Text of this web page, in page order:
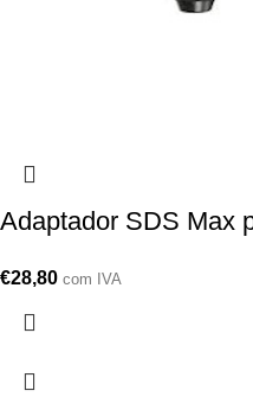
Adaptador SDS Max
€28,80 com IVA